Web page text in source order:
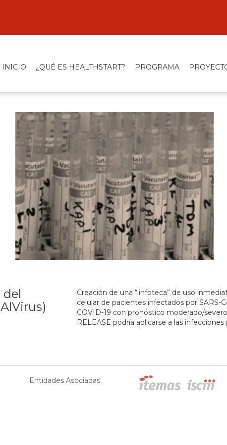
INICIO ¿QUÉ ES HEALTHSTART? PROGRAMA
del
Creación de una “linfoteca” de uso
celular de pacientes infectados por SARS-
COVID-19 con pronóstico moderado/
RELEASE podría aplicarse a las
Entidades Asociadas: